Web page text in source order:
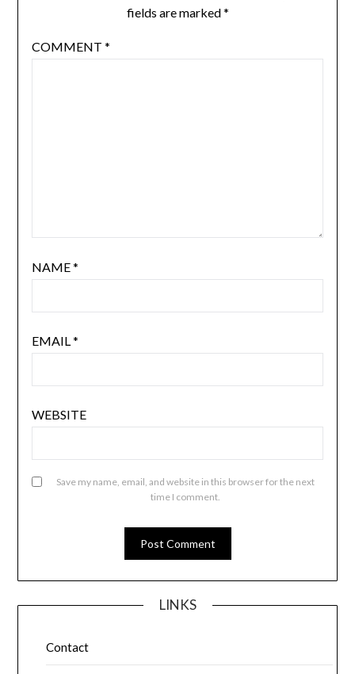
fields are marked*
COMMENT *
NAME*
EMAIL *
WEBSITE
Save my name, email, and website in this browser for the next
time I comment.
LINKS
Contact